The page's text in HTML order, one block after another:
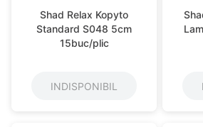
Shad Relax Kopyto
Standard S048 5cm
15buc/plic
INDISPONIBIL